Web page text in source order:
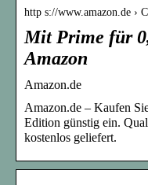
http s://www.amazon.de ›
Mit Prime für
Amazon
Amazon.de
Amazon.de – Kaufen
Edition günstig ein.
kostenlos geliefert.